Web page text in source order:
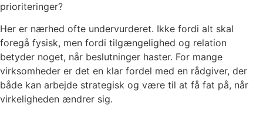
prioriteringer?
Her er nærhed ofte undervurderet. Ikke fordi alt skal
foregå fysisk, men fordi tilgængelighed og relation
betyder noget, når beslutninger haster. For mange
virksomheder er det en klar fordel med en rådgiver, der
både kan arbejde strategisk og være til at få fat på, når
virkeligheden ændrer sig.